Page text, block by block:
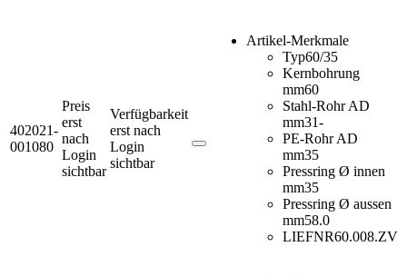
402021-
001080
Preis
erst
nach
Login
sichtbar
Verfügbarkeit
erst nach
Login
sichtbar
Artikel-Merkmale
Typ60/35
Kernbohrung
mm60
Stahl-Rohr AD
mm31-
PE-Rohr AD
mm35
Pressring Ø innen
mm35
Pressring Ø aussen
mm58.0
LIEFNR60.008.ZV